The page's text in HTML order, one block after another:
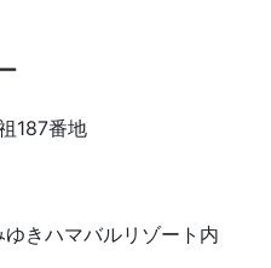
187番地
きハマバルリゾート内